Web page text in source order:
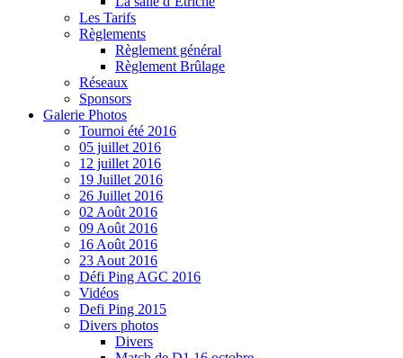
Les Tarifs
Règlements
Règlement général
Règlement Brûlage
Réseaux
Sponsors
Galerie Photos
Tournoi été 2016
05 juillet 2016
12 juillet 2016
19 Juillet 2016
26 Juillet 2016
02 Août 2016
09 Août 2016
16 Août 2016
23 Aout 2016
Défi Ping AGC 2016
Vidéos
Defi Ping 2015
Divers photos
Divers